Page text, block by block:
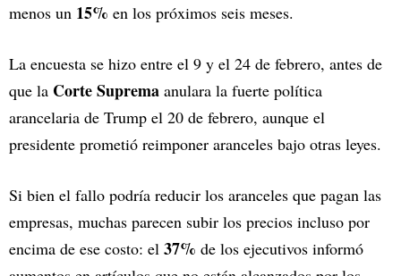
menos un 15% en los próximos seis meses.
La encuesta se hizo entre el 9 y el 24 de febrero, antes de
que la Corte Suprema anulara la fuerte política
arancelaria de Trump el 20 de febrero, aunque el
presidente prometió reimponer aranceles bajo otras leyes.
Si bien el fallo podría reducir los aranceles que pagan las
empresas, muchas parecen subir los precios incluso por
encima de ese costo: el 37% de los ejecutivos informó